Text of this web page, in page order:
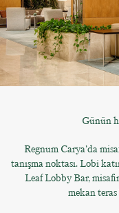
Günün
Regnum Carya’da
tanışma noktası. Lobi
Leaf Lobby Bar,
mekan